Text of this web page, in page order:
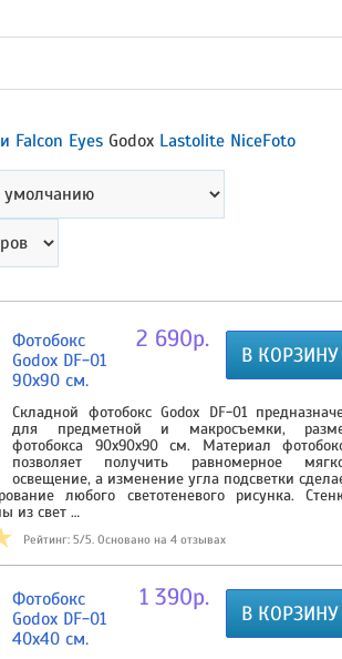
Falcon Eyes Godox Lastolite NiceFoto
В КОРЗИНУ
2 690р.
Фотобокс
Godox DF-01
90x90 см.
Складной фотобокс Godox DF-01
для предметной и макросъемки,
фотобокса 90х90х90 см. Материал
позволяет получить равномерное
освещение, а изменение угла подсветки
любого светотеневого рисунка.
из свет …
Рейтинг: 5/5. Основано на 4 отзывах
В КОРЗИНУ
1 390р.
Фотобокс
Godox DF-01
40x40 см.